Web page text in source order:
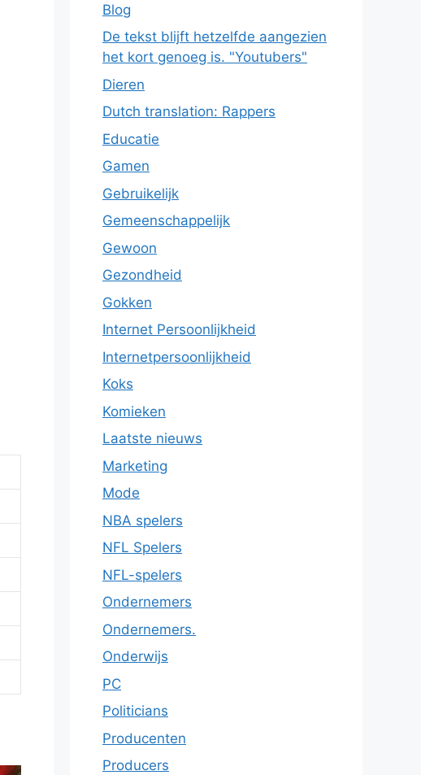
Blog
De tekst blijft hetzelfde aangezien
het kort genoeg is. "Youtubers"
Dieren
Dutch translation: Rappers
Educatie
Gamen
Gebruikelijk
Gemeenschappelijk
Gewoon
Gezondheid
Gokken
Internet Persoonlijkheid
Internetpersoonlijkheid
Koks
Komieken
Laatste nieuws
Marketing
Mode
NBA spelers
NFL Spelers
NFL-spelers
Ondernemers
Ondernemers.
Onderwijs
PC
Politicians
Producenten
Producers